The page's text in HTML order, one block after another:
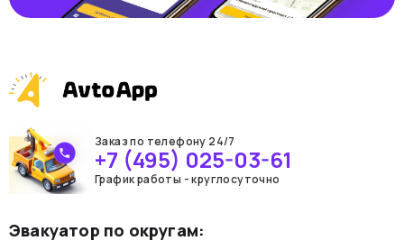
Заказ по телефону 24/7
+7 (495) 025-03-61
График работы - круглосуточно
Эвакуатор по округам: